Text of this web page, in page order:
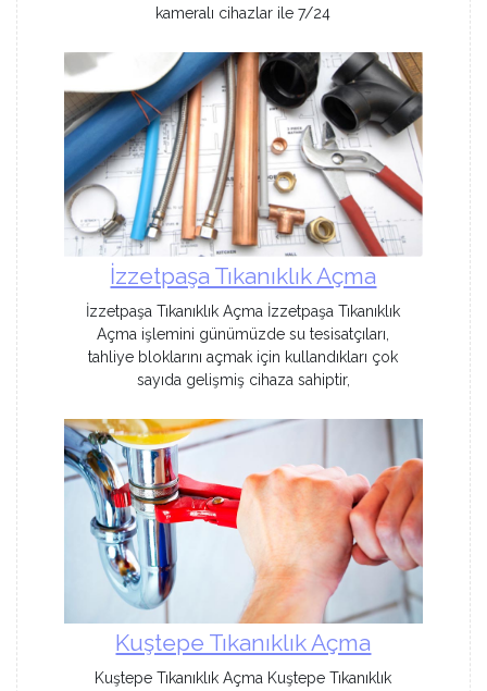
kameralı cihazlar ile 7/24
İzzetpaşa Tıkanıklık Açma
İzzetpaşa Tıkanıklık Açma İzzetpaşa Tıkanıklık
Açma işlemini günümüzde su tesisatçıları,
tahliye bloklarını açmak için kullandıkları çok
sayıda gelişmiş cihaza sahiptir,
Kuştepe Tıkanıklık Açma
Kuştepe Tıkanıklık Açma Kuştepe Tıkanıklık